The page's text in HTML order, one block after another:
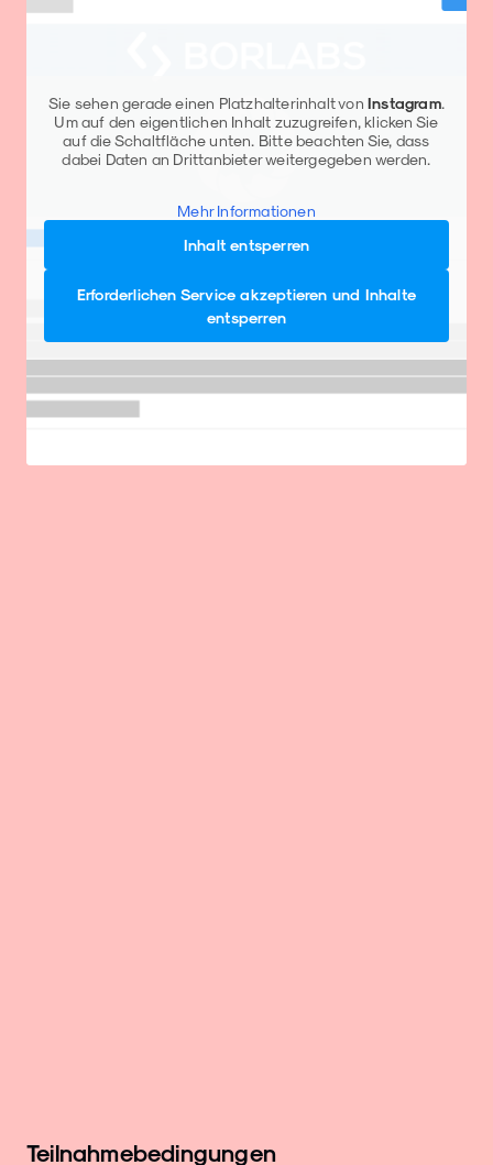
Sie sehen gerade einen Platzhalterinhalt von Instagram.
Um auf den eigentlichen Inhalt zuzugreifen, klicken Sie
auf die Schaltfläche unten. Bitte beachten Sie, dass
dabei Daten an Drittanbieter weitergegeben werden.
Mehr Informationen
Inhalt entsperren
Erforderlichen Service akzeptieren und Inhalte
entsperren
Teilnahmebedingungen